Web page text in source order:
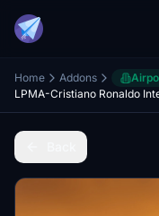
Home Addons